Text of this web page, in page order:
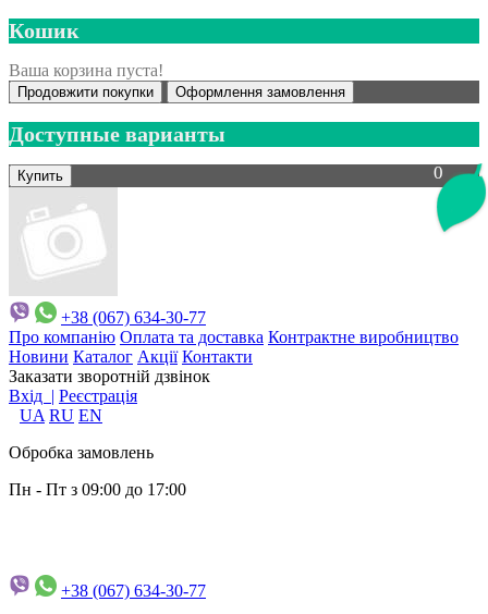
Кошик
Ваша корзина пуста!
Продовжити покупки Оформлення замовлення
0
Доступные варианты
+38 (067) 634-30-77
Про компанію Оплата та доставка Контрактне виробництво
Новини Каталог Акції Контакти
Заказати зворотній дзвінок
Вхід | Реєстрація
UA RU EN
Обробка замовлень
Пн - Пт з 09:00 до 17:00
+38 (067) 634-30-77